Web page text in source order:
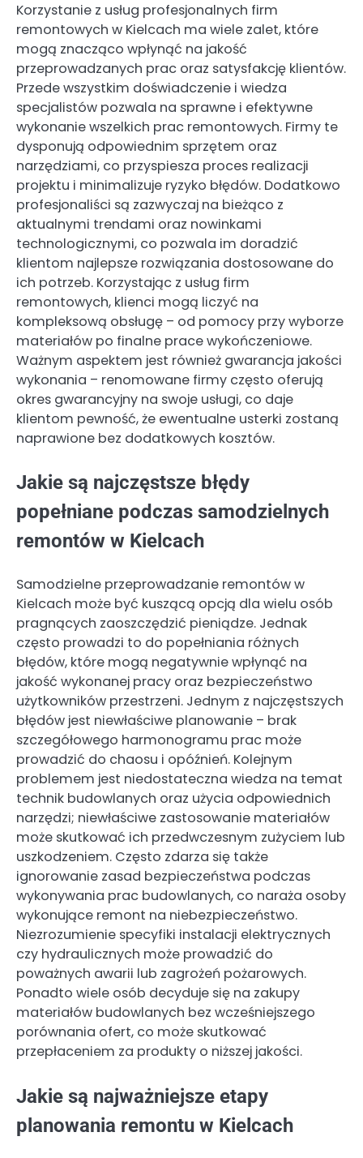
Korzystanie z usług profesjonalnych firm
remontowych w Kielcach ma wiele zalet, które
mogą znacząco wpłynąć na jakość
przeprowadzanych prac oraz satysfakcję klientów.
Przede wszystkim doświadczenie i wiedza
specjalistów pozwala na sprawne i efektywne
wykonanie wszelkich prac remontowych. Firmy te
dysponują odpowiednim sprzętem oraz
narzędziami, co przyspiesza proces realizacji
projektu i minimalizuje ryzyko błędów. Dodatkowo
profesjonaliści są zazwyczaj na bieżąco z
aktualnymi trendami oraz nowinkami
technologicznymi, co pozwala im doradzić
klientom najlepsze rozwiązania dostosowane do
ich potrzeb. Korzystając z usług firm
remontowych, klienci mogą liczyć na
kompleksową obsługę – od pomocy przy wyborze
materiałów po finalne prace wykończeniowe.
Ważnym aspektem jest również gwarancja jakości
wykonania – renomowane firmy często oferują
okres gwarancyjny na swoje usługi, co daje
klientom pewność, że ewentualne usterki zostaną
naprawione bez dodatkowych kosztów.
Jakie są najczęstsze błędy
popełniane podczas samodzielnych
remontów w Kielcach
Samodzielne przeprowadzanie remontów w
Kielcach może być kuszącą opcją dla wielu osób
pragnących zaoszczędzić pieniądze. Jednak
często prowadzi to do popełniania różnych
błędów, które mogą negatywnie wpłynąć na
jakość wykonanej pracy oraz bezpieczeństwo
użytkowników przestrzeni. Jednym z najczęstszych
błędów jest niewłaściwe planowanie – brak
szczegółowego harmonogramu prac może
prowadzić do chaosu i opóźnień. Kolejnym
problemem jest niedostateczna wiedza na temat
technik budowlanych oraz użycia odpowiednich
narzędzi; niewłaściwe zastosowanie materiałów
może skutkować ich przedwczesnym zużyciem lub
uszkodzeniem. Często zdarza się także
ignorowanie zasad bezpieczeństwa podczas
wykonywania prac budowlanych, co naraża osoby
wykonujące remont na niebezpieczeństwo.
Niezrozumienie specyfiki instalacji elektrycznych
czy hydraulicznych może prowadzić do
poważnych awarii lub zagrożeń pożarowych.
Ponadto wiele osób decyduje się na zakupy
materiałów budowlanych bez wcześniejszego
porównania ofert, co może skutkować
przepłaceniem za produkty o niższej jakości.
Jakie są najważniejsze etapy
planowania remontu w Kielcach